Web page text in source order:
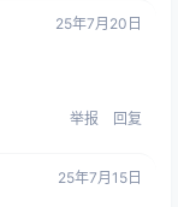
25年7月20日
举报 回复
25年7月15日